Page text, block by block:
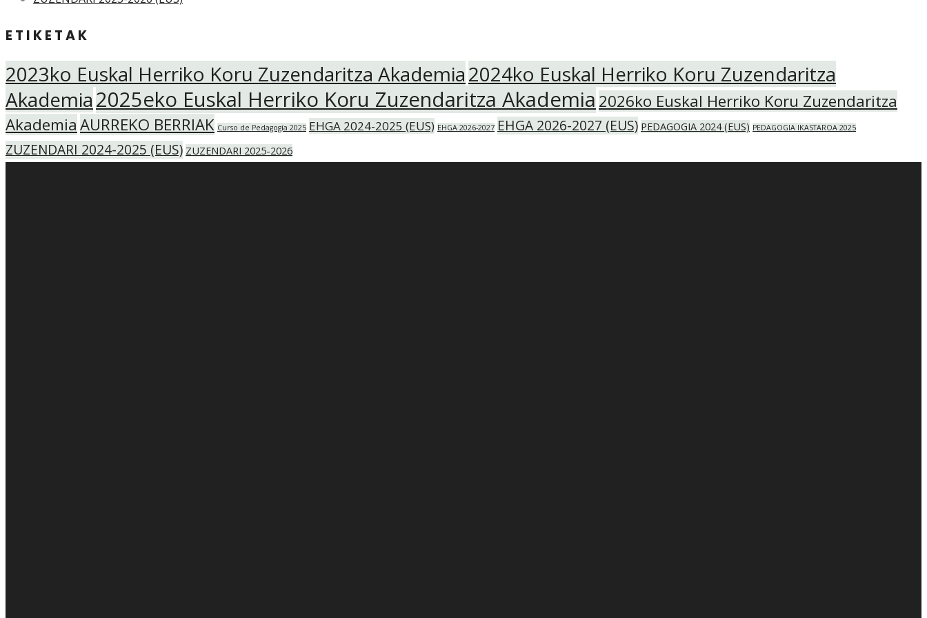
ETIKETAK
2023ko Euskal Herriko Koru Zuzendaritza Akademia2024ko Euskal Herriko Koru Zuzendaritza
Akademia2025eko Euskal Herriko Koru Zuzendaritza Akademia 2026ko Euskal Herriko Koru Zuzendaritza
AkademiaAURREKO BERRIAK Curso de Pedagogía 2025 EHGA 2024-2025 (EUS) EHGA 2026-2027 EHGA 2026-2027 (EUS) PEDAGOGIA 2024 (EUS) PEDAGOGIA IKASTAROA 2025
ZUZENDARI 2024-2025 (EUS) ZUZENDARI 2025-2026